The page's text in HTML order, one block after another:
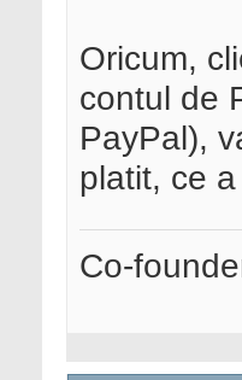
Oricum,
contul de
PayPal),
platit, ce
Co-